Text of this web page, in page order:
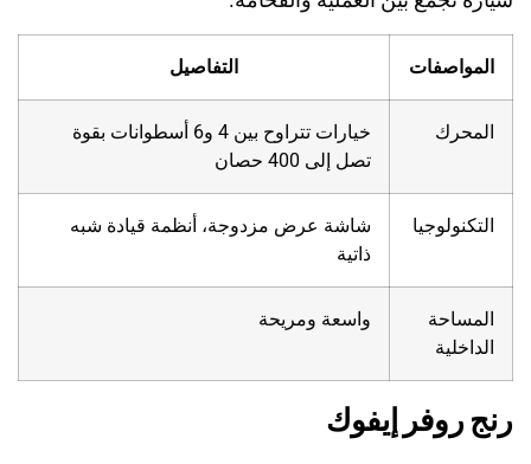
المواصفات التفاصيل
المحرك
خيارات تتراوح بين 4 و6 أسطوانات بقوة
تصل إلى 400 حصان
التكنولوجيا
شاشة عرض مزدوجة، أنظمة قيادة شبه
ذاتية
المساحة
الداخلية
واسعة ومريحة
رنج روفر إيفوك